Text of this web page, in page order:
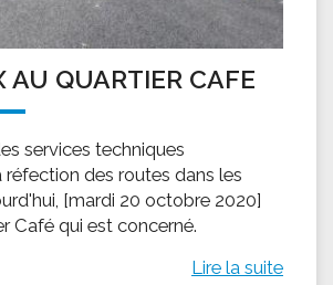
AU QUARTIER CAFE
services techniques
réfection des routes dans les
[mardi 20 octobre 2020]
Café qui est concerné.
Lire la suite